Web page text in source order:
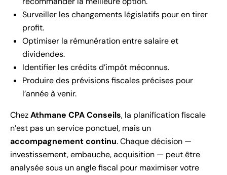
Surveiller les changements législatifs pour en tirer
profit.
Optimiser la rémunération entre salaire et
dividendes.
Identifier les crédits d’impôt méconnus.
Produire des prévisions fiscales précises pour
l’année à venir.
ChezAthmane CPA Conseils, la planification fiscale
n’est pas un service ponctuel, mais un
accompagnement continu. Chaque décision —
investissement, embauche, acquisition — peut être
analysée sous un angle fiscal pour maximiser votre